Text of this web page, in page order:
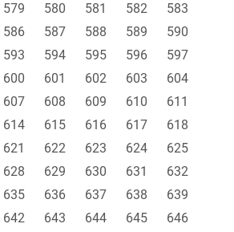
579 580 581 582
583
586 587 588 589
590
593 594 595 596
597
600 601 602 603
604
607 608 609 610
611
614 615 616 617
618
621 622 623 624
625
628 629 630 631
632
635 636 637 638
639
642 643 644 645
646